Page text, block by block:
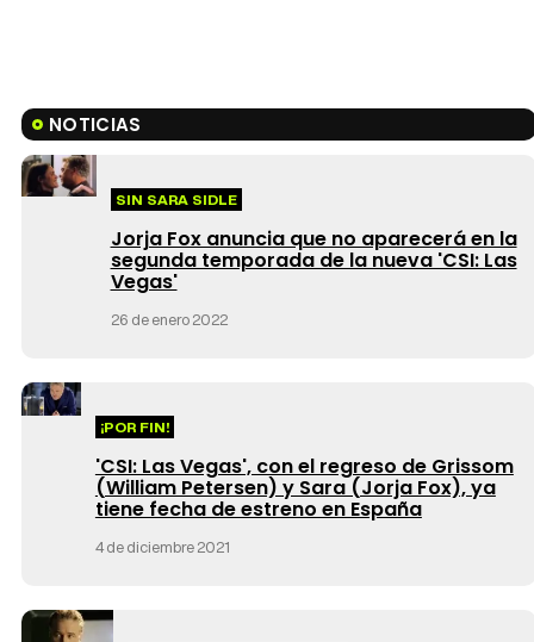
NOTICIAS
SIN SARA SIDLE
Jorja Fox anuncia que no aparecerá en la
segunda temporada de la nueva 'CSI: Las
Vegas'
26 de enero 2022
¡POR FIN!
'CSI: Las Vegas', con el regreso de Grissom
(William Petersen) y Sara (Jorja Fox), ya
tiene fecha de estreno en España
4 de diciembre 2021